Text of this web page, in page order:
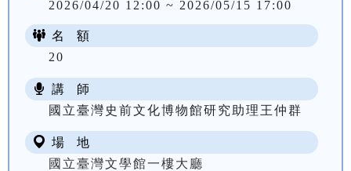
2026/04/20 12:00 ~ 2026/05/15 17:00
名 額
20
講 師
國立臺灣史前文化博物館研究助理王仲群
場 地
國立臺灣文學館一樓大廳